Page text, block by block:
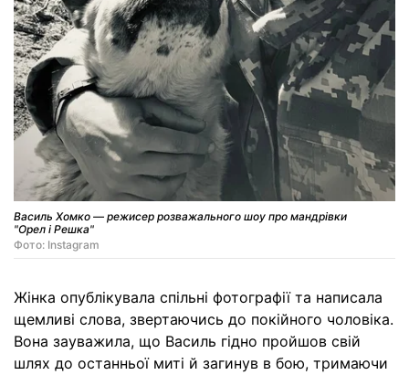
Василь Хомко — режисер розважального шоу про мандрівки
"Орел і Решка"
Фото: Instagram
Жінка опублікувала спільні фотографії та написала
щемливі слова, звертаючись до покійного чоловіка.
Вона зауважила, що Василь гідно пройшов свій
шлях до останньої миті й загинув в бою, тримаючи